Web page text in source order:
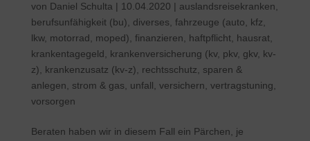
von Daniel Schulta | 10.04.2020 | auslandsreisekranken
berufsunfähigkeit (bu)
diverses fahrzeuge (auto, kfz,
lkw, motorrad, moped) finanzieren haftpflicht, hausrat,
krankentagegeld
krankenversicherung (kv, pkv, gkv, kv-
z)
krankenzusatz (kv-z) rechtsschutz
sparen &
anlegen
strom & gas unfall versichern vertragstuning
vorsorgen
Beraten haben wir in diesem Fall ein Pärchen, je